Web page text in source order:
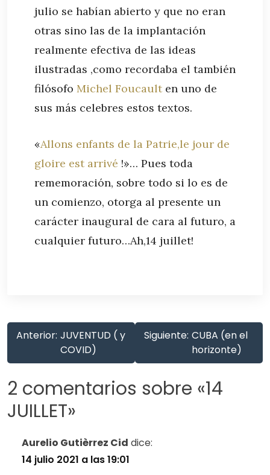
julio se habían abierto y que no eran
otras sino las de la implantación
realmente efectiva de las ideas
ilustradas ,como recordaba el también
filósofo Michel Foucault en uno de
sus más celebres estos textos.
«Allons enfants de la Patrie,le jour de
gloire est arrivé !»… Pues toda
rememoración, sobre todo si lo es de
un comienzo, otorga al presente un
carácter inaugural de cara al futuro, a
cualquier futuro…Ah,14 juillet!
Anterior: JUVENTUD ( y
COVID)
Siguiente: CUBA (en el
horizonte)
2 comentarios sobre «14
JUILLET»
Aurelio Gutièrrez Cid dice:
14 julio 2021 a las 19:01